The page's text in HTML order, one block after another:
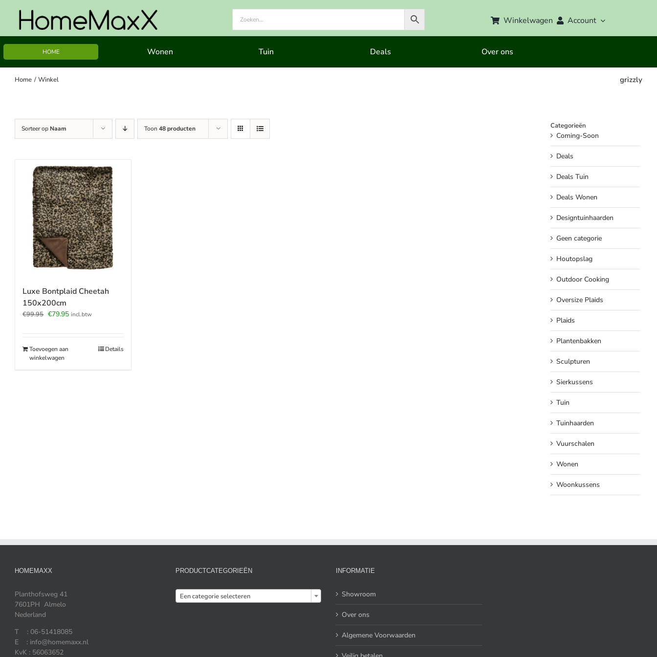
Winkelwagen Account
HOME Wonen Tuin Deals Over ons
grizzly
Home Winkel
Sorteer op Naam Toon 48 producten
Luxe Bontplaid Cheetah
150x200cm
€99.95 Oorspronkelijke
€79.95Huidige
incl.btw
Toevoegen aan
winkelwagen
Details
Categorieën
Coming-Soon
Deals
Deals Tuin
Deals Wonen
Designtuinhaarden
Geen categorie
Houtopslag
Outdoor Cooking
Oversize Plaids
Plaids
Plantenbakken
Sculpturen
Sierkussens
Tuin
Tuinhaarden
Vuurschalen
Wonen
Woonkussens
HOMEMAXX
Planthofsweg 41
7601PH Almelo
Nederland
T : 06-51418085
E : info@homemaxx.nl
KvK : 56063652
PRODUCTCATEGORIEËN
Een categorie selecteren
INFORMATIE
Showroom
Over ons
Algemene Voorwaarden